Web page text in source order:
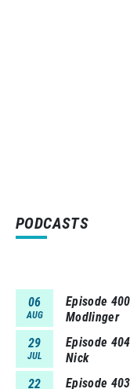
PODCASTS
06
AUG
Episode 400
Modlinger
29
JUL
Episode 404
Nick
22
Episode 403